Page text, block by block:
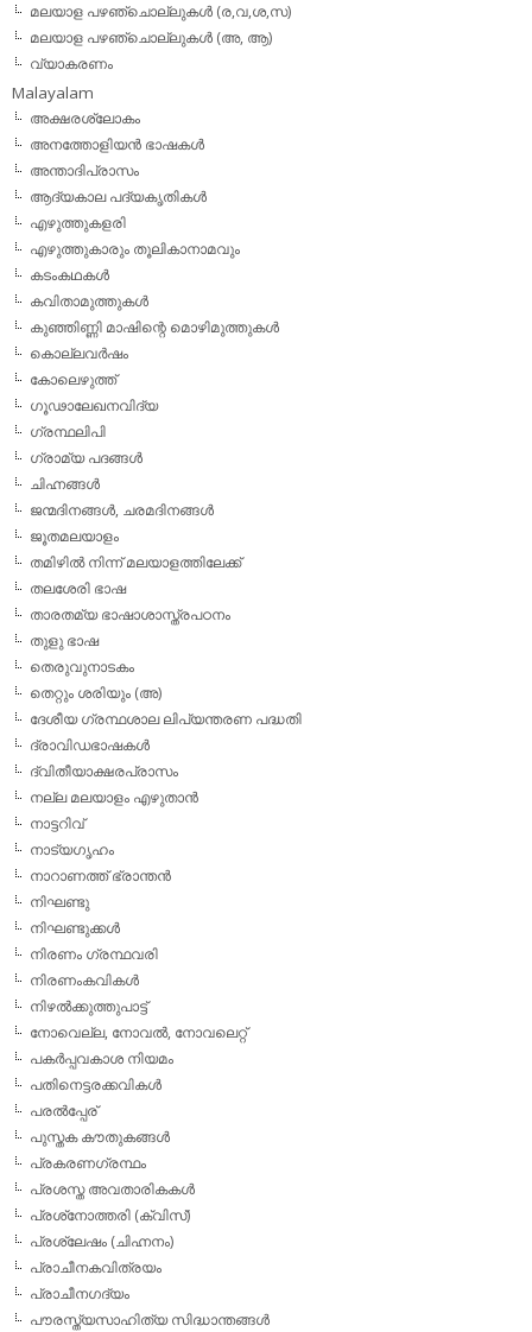
മലയാള പഴഞ്ചൊല്ലുകള്‍ (ര,വ,ശ,സ)
മലയാള പഴഞ്ചൊല്ലുകൾ (അ, ആ)
വ്യാകരണം
Malayalam
അക്ഷരശ്ലോകം
അനത്തോളിയന്‍ ഭാഷകള്‍
അന്താദിപ്രാസം
ആദ്യകാല പദ്യകൃതികള്‍
എഴുത്തുകളരി
എഴുത്തുകാരും തൂലികാനാമവും
കടംകഥകള്‍
കവിതാമുത്തുകള്‍
കുഞ്ഞിണ്ണി മാഷിന്റെ മൊഴിമുത്തുകള്‍
കൊല്ലവര്‍ഷം
കോലെഴുത്ത്
ഗൂഢാലേഖനവിദ്യ
ഗ്രന്ഥലിപി
ഗ്രാമ്യ പദങ്ങള്‍
ചിഹ്നങ്ങള്‍
ജന്മദിനങ്ങള്‍, ചരമദിനങ്ങള്‍
ജൂതമലയാളം
തമിഴില്‍ നിന്ന് മലയാളത്തിലേക്ക്
തലശേരി ഭാഷ
താരതമ്യ ഭാഷാശാസ്ത്രപഠനം
തുളു ഭാഷ
തെരുവുനാടകം
തെറ്റും ശരിയും (അ)
ദേശീയ ഗ്രന്ഥശാല ലിപ്യന്തരണ പദ്ധതി
ദ്രാവിഡഭാഷകള്‍
ദ്വിതീയാക്ഷരപ്രാസം
നല്ല മലയാളം എഴുതാന്‍
നാട്ടറിവ്
നാട്യഗൃഹം
നാറാണത്ത് ഭ്രാന്തന്‍
നിഘണ്ടു
നിഘണ്ടുക്കള്‍
നിരണം ഗ്രന്ഥവരി
നിരണംകവികള്‍
നിഴല്‍ക്കുത്തുപാട്ട്
നോവെല്ല, നോവല്‍, നോവലെറ്റ്
പകര്‍പ്പവകാശ നിയമം
പതിനെട്ടരക്കവികള്‍
പരല്‍പ്പേര്
പുസ്തക കൗതുകങ്ങള്‍
പ്രകരണഗ്രന്ഥം
പ്രശസ്ത അവതാരികകള്‍
പ്രശ്‌നോത്തരി (ക്വിസ്)
പ്രശ്ലേഷം (ചിഹ്നനം)
പ്രാചീനകവിത്രയം
പ്രാചീനഗദ്യം
പൗരസ്ത്യസാഹിത്യ സിദ്ധാന്തങ്ങള്‍